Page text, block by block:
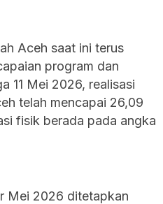
Aceh saat ini terus
program dan
11 Mei 2026, realisasi
telah mencapai 26,09
fisik berada pada angka
Mei 2026 ditetapkan